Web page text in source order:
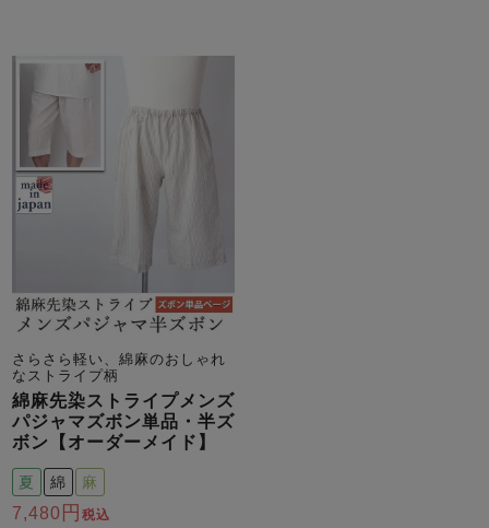
さらさら軽い、綿麻のおしゃれ
なストライプ柄
綿麻先染ストライプメンズ
パジャマズボン単品・半ズ
ボン【オーダーメイド】
夏 綿 麻
7,480 税込